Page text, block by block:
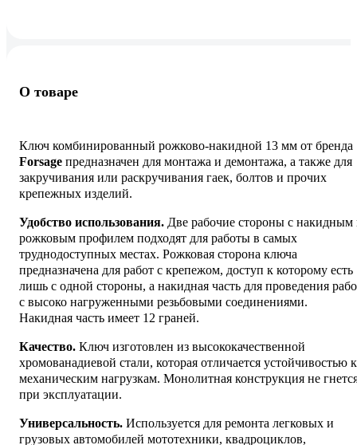
О товаре
Ключ комбинированный рожково-накидной 13 мм от бренда
Forsage предназначен для монтажа и демонтажа, а также для
закручивания или раскручивания гаек, болтов и прочих
крепежных изделий.
Удобство использования. Две рабочие стороны с накидным
рожковым профилем подходят для работы в самых
труднодоступных местах. Рожковая сторона ключа
предназначена для работ с крепежом, доступ к которому есть
лишь с одной стороны, а накидная часть для проведения
с высоко нагруженными резьбовыми соединениями.
Накидная часть имеет 12 граней.
Качество. Ключ изготовлен из высококачественной
хромованадиевой стали, которая отличается устойчивостью к
механическим нагрузкам. Монолитная конструкция не
при эксплуатации.
Универсальность. Используется для ремонта легковых и
грузовых автомобилей мототехники, квадроциклов,